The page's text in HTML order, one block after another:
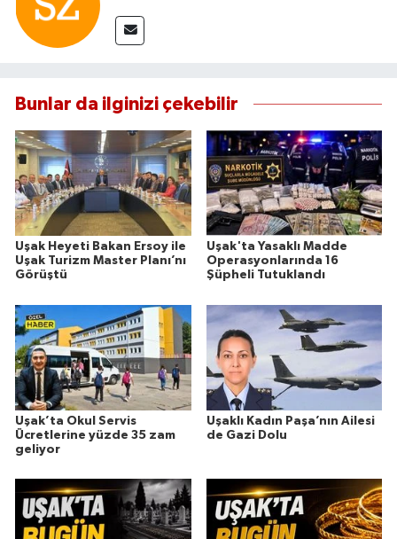
Bunlar da ilginizi çekebilir
Uşak Heyeti Bakan Ersoy ile
Uşak Turizm Master Planı’nı
Görüştü
Uşak'ta Yasaklı Madde
Operasyonlarında 16
Şüpheli Tutuklandı
Uşak’ta Okul Servis
Ücretlerine yüzde 35 zam
geliyor
Uşaklı Kadın Paşa’nın Ailesi
de Gazi Dolu